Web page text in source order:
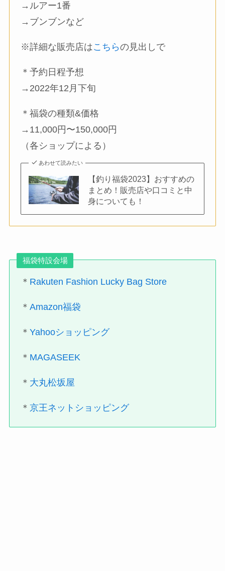
→ルアー1番
→ブンブンなど
※詳細な販売店はこちらの見出しで
＊予約日程予想
→2022年12月下旬
＊福袋の種類&価格
→11,000円〜150,000円
（各ショップによる）
あわせて読みたい
【釣り福袋2023】おすすめの
まとめ！販売店や口コミと中
身についても！
福袋特設会場
＊ Rakuten Fashion Lucky Bag Store
＊Amazon福袋
＊Yahooショッピング
＊ MAGASEEK
＊ 大丸松坂屋
＊京王ネットショッピング